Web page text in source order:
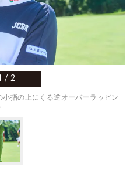
/ 2
指の上にくる逆オーバーラッピン